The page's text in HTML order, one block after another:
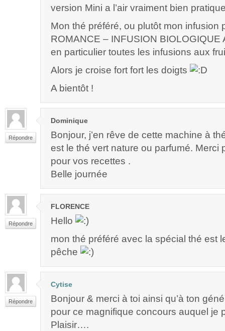
version Mini a l’air vraiment bien
Mon thé préféré, ou plutôt mon infusion
ROMANCE – INFUSION BIOLOGIQUE
en particulier toutes les infusions aux
Alors je croise fort fort les doigts
A bientôt !
Répondre
Dominique
Bonjour, j’en rêve de cette machine à
est le thé vert nature ou parfumé. Merci
pour vos recettes .
Belle journée
Répondre
FLORENCE
Hello
mon thé préféré avec la spécial thé est
pêche
Répondre
Cytise
Bonjour & merci à toi ainsi qu’à ton
pour ce magnifique concours auquel je
Plaisir….